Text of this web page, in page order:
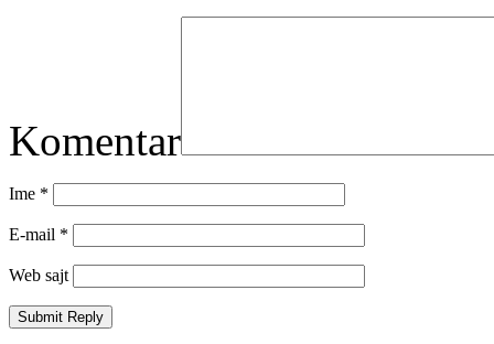
Komentar
Ime *
E-mail *
Web sajt